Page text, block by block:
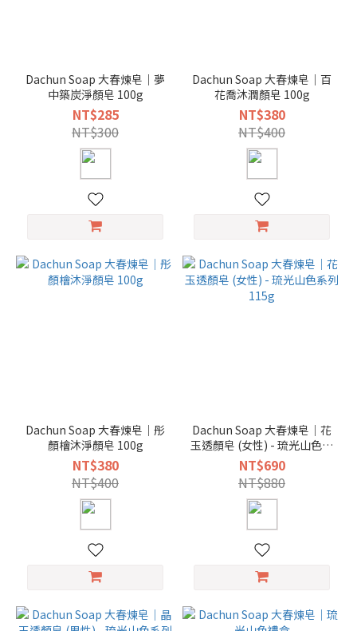
Dachun Soap 大春煉皂｜夢
中築炭淨顏皂 100g
NT$285
NT$300
Dachun Soap 大春煉皂｜百
花喬沐潤顏皂 100g
NT$380
NT$400
Dachun Soap 大春煉皂｜彤
顏檜沐淨顏皂 100g
NT$380
NT$400
Dachun Soap 大春煉皂｜花
玉透顏皂 (女性) - 琉光山色系
列 115g
NT$690
NT$880